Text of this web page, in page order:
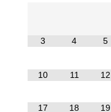
3 4 5
10 11 12
17 18 19